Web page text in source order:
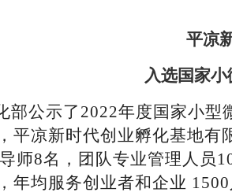
平凉
入选国家
部公示了 2022年度国家小型
平凉新时代创业孵化基地
师8名，团队专业管理人员
年均服务创业者和企业